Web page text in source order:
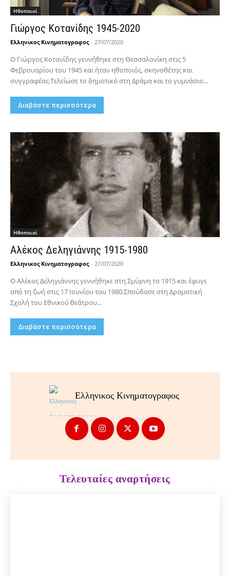
Hθοποιοί
Γιώργος Κοτανίδης 1945-2020
Ελληνικος Κινηματογραφος - 27/07/2020
O Γιώργος Κοτανίδης γεννήθηκε στη Θεσσαλονίκη στις 5
Φεβρουαρίου του 1945 και ήταν ηθοποιός, σκηνοθέτης και
συγγραφέας.Τελείωσε το δημοτικό στη Δράμα και το γυμνάσιο...
Διαβάστε περισσότερα
Hθοποιοί
Αλέκος Δεληγιάννης 1915-1980
Ελληνικος Κινηματογραφος - 27/07/2020
Ο Αλέκος Δεληγιάννης γεννήθηκε στη Σμύρνη το 1915 και έφυγε
από τη ζωή στις 17 Ιουνίου του 1980.Σπούδασε στη Δραματική
Σχολή του Εθνικού θεάτρου...
Διαβάστε περισσότερα
Ελληνικος Κινηματογραφος
Τελευταίες αναρτήσεις